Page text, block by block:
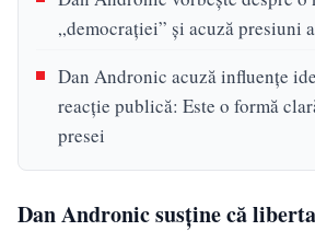
„democrației” și acuză presiuni
Dan Andronic acuză influențe
reacție publică: Este o formă
presei
Dan Andronic susține că